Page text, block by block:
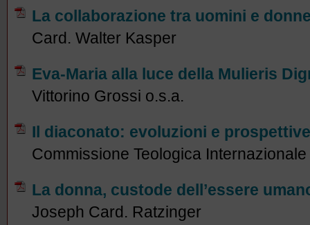
La collaborazione tra uomini e
Card. Walter Kasper
Eva-Maria alla luce della Mulieris
Vittorino Grossi o.s.a.
Il diaconato: evoluzioni e prospettive
Commissione Teologica Internazionale
La donna, custode dell’essere
Joseph Card. Ratzinger